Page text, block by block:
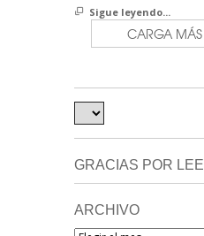
Sigue leyendo...
CARGA MÁS
GRACIAS POR
ARCHIVO